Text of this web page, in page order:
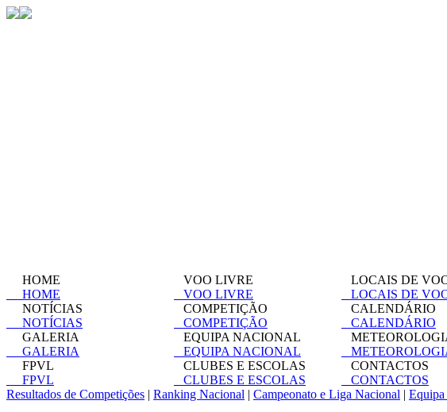
HOME
HOME
NOTÍCIAS
NOTÍCIAS
GALERIA
GALERIA
FPVL
FPVL
VOO LIVRE
VOO LIVRE
COMPETIÇÃO
COMPETIÇÃO
EQUIPA NACIONAL
EQUIPA NACIONAL
CLUBES E ESCOLAS
CLUBES E ESCOLAS
LOCAIS DE
LOCAIS DE
CALENDÁRIO
CALENDÁRIO
CONTACTOS
CONTACTOS
Resultados de Competições | Ranking Nacional | Campeonato e Liga Nacional |